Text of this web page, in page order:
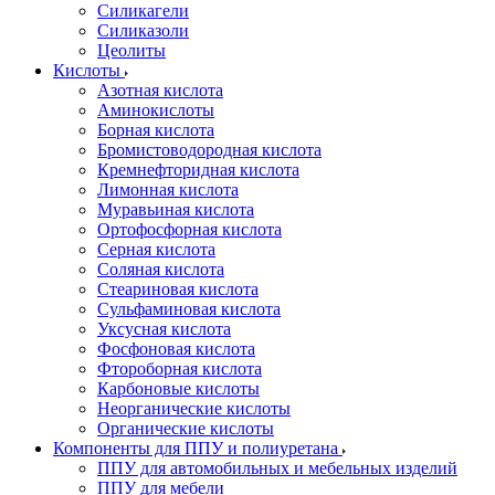
Силикагели
Силиказоли
Цеолиты
Кислоты
Азотная кислота
Аминокислоты
Борная кислота
Бромистоводородная кислота
Кремнефторидная кислота
Лимонная кислота
Муравьиная кислота
Ортофосфорная кислота
Серная кислота
Соляная кислота
Стеариновая кислота
Сульфаминовая кислота
Уксусная кислота
Фосфоновая кислота
Фтороборная кислота
Карбоновые кислоты
Неорганические кислоты
Органические кислоты
Компоненты для ППУ и полиуретана
ППУ для автомобильных и мебельных изделий
ППУ для мебели